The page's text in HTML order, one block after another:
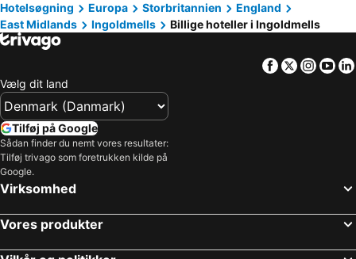
Hotelsøgning Europa Storbritannien
England
East Midlands
Ingoldmells Billige hoteller i Ingoldmells
Facebook
Twitter
Vælg dit land
Tilføj på Google
Sådan finder du nemt vores resultater:
Tilføj trivago som foretrukken kilde på
Google.
Virksomhed
Vores produkter